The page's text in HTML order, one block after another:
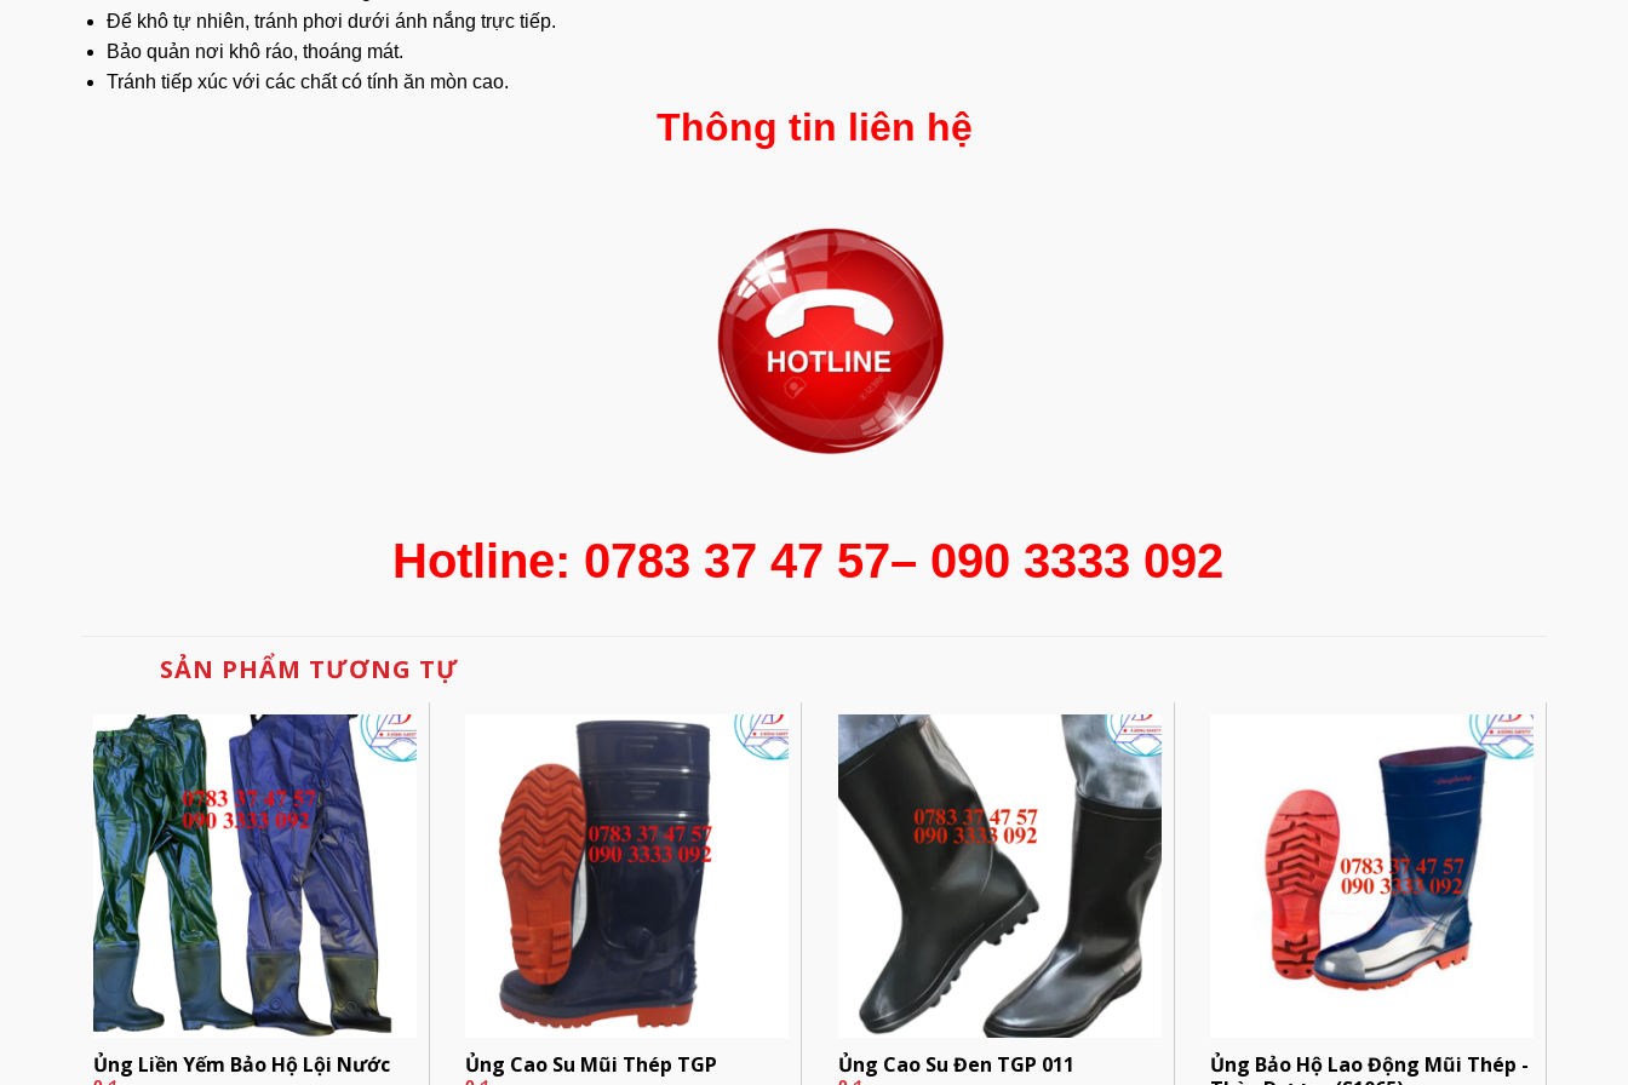
Để khô tự nhiên, tránh phơi dưới ánh nắng trực tiếp.
Bảo quản nơi khô ráo, thoáng mát.
Tránh tiếp xúc với các chất có tính ăn mòn cao.
Thông tin liên hệ
Hotline: 0783 37 47 57– 090 3333 092
SẢN PHẨM TƯƠNG TỰ
Ủng Liền Yếm Bảo Hộ Lội Nước Ủng Cao Su Mũi Thép TGP Ủng Cao Su Đen TGP 011
Ủng Bảo Hộ Lao Động Mũi Thép -